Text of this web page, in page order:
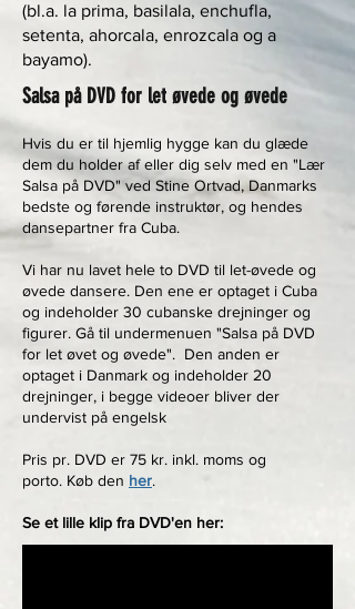
(bl.a. la prima, basilala, enchufla,
setenta, ahorcala, enrozcala og a
bayamo).
Salsa på DVD for let øvede og øvede
Hvis du er til hjemlig hygge kan du glæde
dem du holder af eller dig selv med en "Lær
Salsa på DVD" ved Stine Ortvad, Danmarks
bedste og førende instruktør, og hendes
dansepartner fra Cuba.
Vi har nu lavet hele to DVD til let-øvede og
øvede dansere. Den ene er optaget i Cuba
og indeholder 30 cubanske drejninger og
figurer. Gå til undermenuen "Salsa på DVD
for let øvet og øvede". Den anden er
optaget i Danmark og indeholder 20
drejninger, i begge videoer bliver der
undervist på engelsk
Pris pr. DVD er 75 kr. inkl. moms og
porto. Køb den her.
Se et lille klip fra DVD'en her: